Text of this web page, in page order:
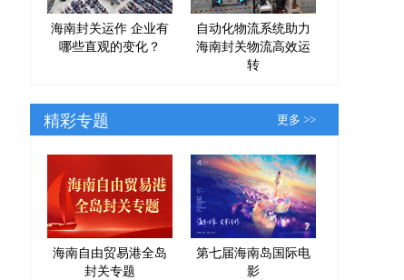
海南封关运作 企业有
哪些直观的变化？
自动化物流系统助力
海南封关物流高效运
转
精彩专题 更多 >>
海南自由贸易港全岛
封关专题
第七届海南岛国际电
影